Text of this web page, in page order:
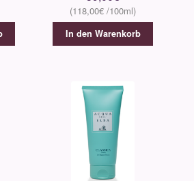
118,00€
In den Warenkorb